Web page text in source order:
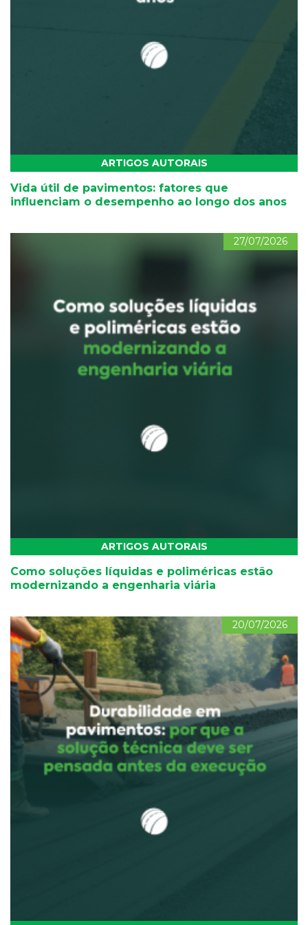
ARTIGOS AUTORAIS
Vida útil de pavimentos: fatores que
influenciam o desempenho ao longo dos anos
27/07/2026
ARTIGOS AUTORAIS
Como soluções líquidas e poliméricas estão
modernizando a engenharia viária
20/07/2026